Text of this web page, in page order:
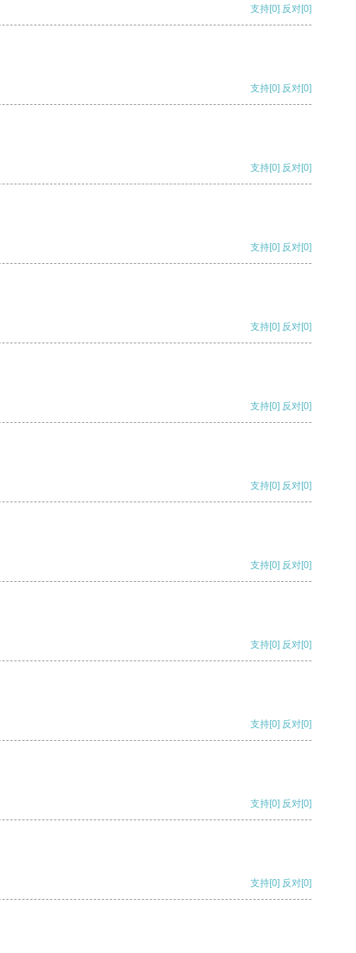
支持[0] 反对[0]
支持[0] 反对[0]
支持[0] 反对[0]
支持[0] 反对[0]
支持[0] 反对[0]
支持[0] 反对[0]
支持[0] 反对[0]
支持[0] 反对[0]
支持[0] 反对[0]
支持[0] 反对[0]
支持[0] 反对[0]
支持[0] 反对[0]